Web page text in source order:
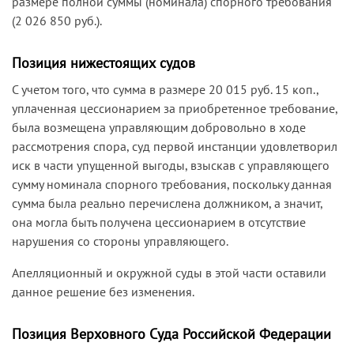
(2 026 850 руб.).
Позиция нижестоящих судов
С учетом того, что сумма в размере 20 015 руб. 15 коп.,
уплаченная цессионарием за приобретенное требование,
была возмещена управляющим добровольно в ходе
рассмотрения спора, суд первой инстанции удовлетворил
иск в части упущенной выгоды, взыскав с управляющего
сумму номинала спорного требования, поскольку данная
сумма была реально перечислена должником, а значит,
она могла быть получена цессионарием в отсутствие
нарушения со стороны управляющего.
Апелляционный и окружной суды в этой части оставили
данное решение без изменения.
Позиция Верховного Суда Российской Федерации